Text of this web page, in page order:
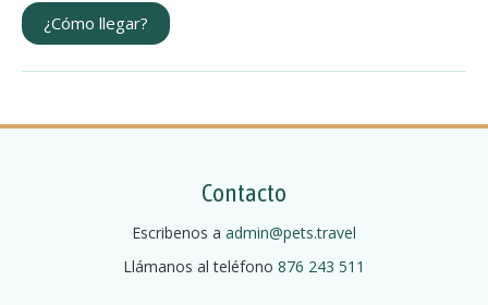
¿Cómo llegar?
Contacto
Escribenos a admin@pets.travel
Llámanos al teléfono 876 243 511